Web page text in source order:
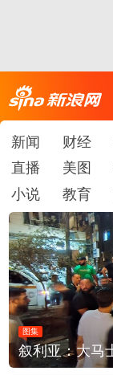
新闻 财经
直播
美图
小说
教育
炸